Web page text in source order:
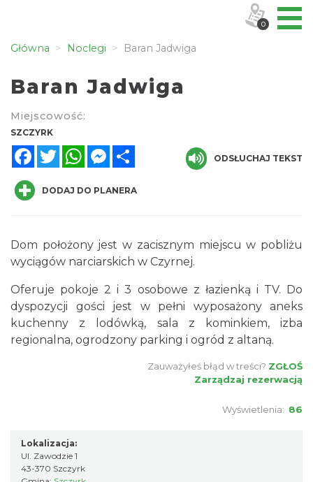
Główna Noclegi Baran Jadwiga
Baran Jadwiga
Miejscowość:
SZCZYRK
FacebookTwitterWhatsAppMessenger
ODSŁUCHAJ TEKST
DODAJ DO PLANERA
Dom położony jest w zacisznym miejscu w pobliżu
wyciągów narciarskich w Czyrnej.
Oferuje pokoje 2 i 3 osobowe z łazienką i TV. Do
dyspozycji gości jest w pełni wyposażony aneks
kuchenny z lodówką, sala z kominkiem, izba
regionalna, ogrodzony parking i ogród z altaną.
Zauważyłeś błąd w treści? ZGŁOŚ
Zarządzaj rezerwacją
Wyświetlenia: 86
Lokalizacja:
Ul. Zawodzie 1
43-370 Szczyrk
0